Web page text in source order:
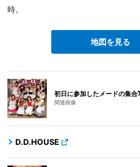
時。
地図を見る
初日に参加したメードの集合
関連画像
D.D.HOUSE